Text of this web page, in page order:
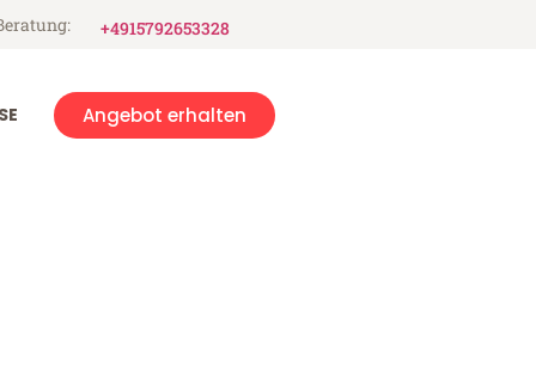
+4915792653328
Angebot erhalten